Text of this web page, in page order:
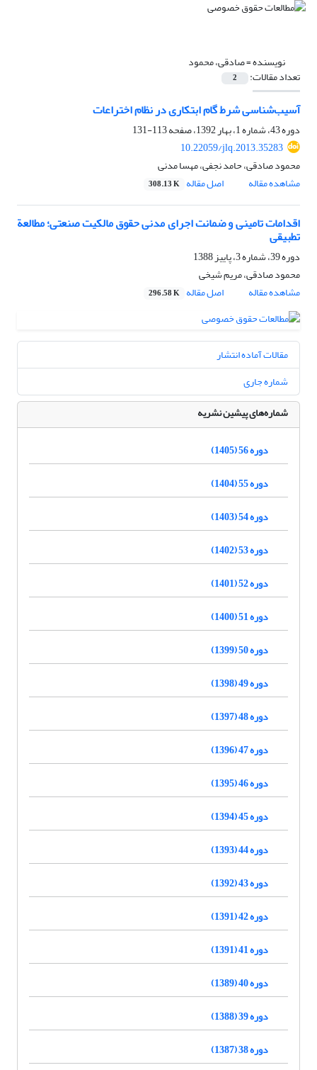
نویسنده =صادقی، محمود
تعداد مقالات: 2
آسیب‌شناسی شرط گام ابتکاری در نظام اختراعات
دوره 43، شماره 1، بهار 1392، صفحه
113-131
10.22059/jlq.2013.35283
محمود صادقی، حامد نجفی، مهسا مدنی
مشاهده مقاله
اصل مقاله 308.13 K
اقدامات تامینی و ضمانت اجرای مدنی حقوق مالکیت صنعتی؛ مطالعة
تطبیقی
دوره 39، شماره 3، پاییز 1388
محمود صادقی، مریم شیخی
مشاهده مقاله
اصل مقاله 296.58 K
مقالات آماده انتشار
شماره جاری
شماره‌های پیشین نشریه
دوره 56 (1405)
دوره 55 (1404)
دوره 54 (1403)
دوره 53 (1402)
دوره 52 (1401)
دوره 51 (1400)
دوره 50 (1399)
دوره 49 (1398)
دوره 48 (1397)
دوره 47 (1396)
دوره 46 (1395)
دوره 45 (1394)
دوره 44 (1393)
دوره 43 (1392)
دوره 42 (1391)
دوره 41 (1391)
دوره 40 (1389)
دوره 39 (1388)
دوره 38 (1387)